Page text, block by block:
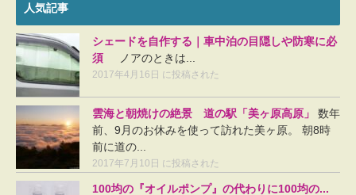
人気記事
シェードを自作する｜車中泊の目隠しや防寒に必
須
ノアのときは...
2017年4月16日 に投稿された
雲海と朝焼けの絶景 道の駅「美ヶ原高原」
数年
前、9月のお休みを使って訪れた美ヶ原。 朝8時
前に道の...
2017年7月10日 に投稿された
100均の『オイルポンプ』の代わりに100均の...